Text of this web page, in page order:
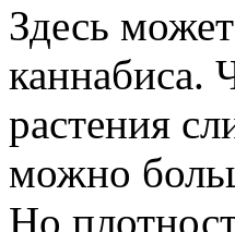
Здесь
каннабиса.
растения
можно
Но